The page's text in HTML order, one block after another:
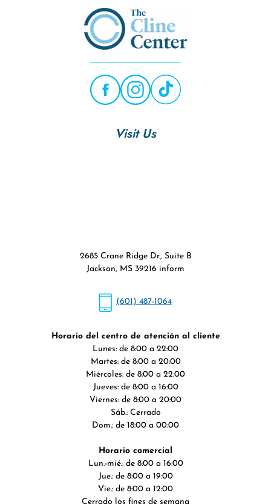
Visit Us
2685 Crane Ridge Dr., Suite B
Jackson, MS 39216 inform
(601) 487-1064
Horario del centro de atención al cliente
Lunes: de 8:00 a 22:00
Martes: de 8:00 a 20:00
Miércoles: de 8:00 a 22:00
Jueves: de 8:00 a 16:00
Viernes: de 8:00 a 20:00
Sáb.: Cerrado
Dom.: de 18:00 a 00:00
Horario comercial
Lun.-mié.: de 8:00 a 16:00
Jue.: de 8:00 a 19:00
Vie.: de 8:00 a 12:00
Cerrado los fines de semana